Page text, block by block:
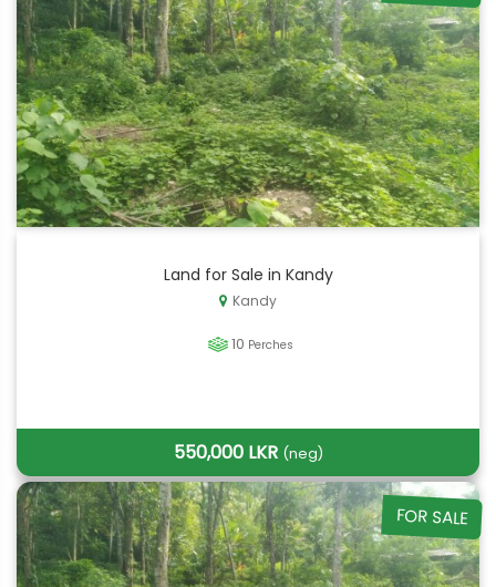
Land for Sale in Kandy
Kandy
10 Perches
550,000 LKR (neg)
FOR SALE